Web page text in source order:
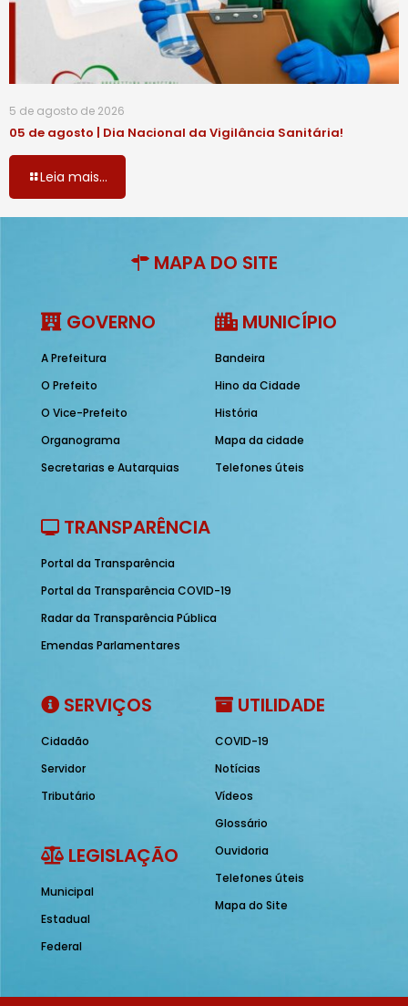
5 de agosto de 2026
05 de agosto | Dia Nacional da Vigilância Sanitária!
Leia mais...
MAPA DO SITE
GOVERNO
A Prefeitura
O Prefeito
O Vice-Prefeito
Organograma
Secretarias e Autarquias
MUNICÍPIO
Bandeira
Hino da Cidade
História
Mapa da cidade
Telefones úteis
TRANSPARÊNCIA
Portal da Transparência
Portal da Transparência COVID-19
Radar da Transparência Pública
Emendas Parlamentares
SERVIÇOS
Cidadão
Servidor
Tributário
LEGISLAÇÃO
Municipal
Estadual
Federal
UTILIDADE
COVID-19
Notícias
Vídeos
Glossário
Ouvidoria
Telefones úteis
Mapa do Site